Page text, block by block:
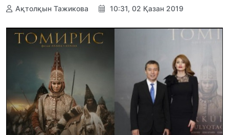
Ақтолқын Тажикова 10:31, 02 Қазан 2019